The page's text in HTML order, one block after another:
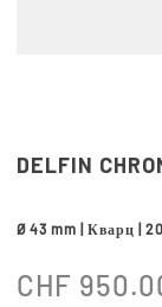
DELFIN
Ø 43 mm | Кварц |
CHF